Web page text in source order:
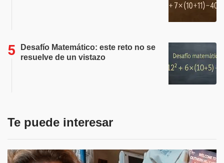
Desafío Matemático: este reto no se
resuelve de un vistazo
Te puede interesar